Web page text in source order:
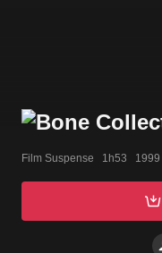
Film Suspense   1h53   1999